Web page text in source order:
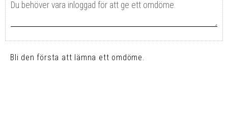
Bli den första att lämna ett omdöme.